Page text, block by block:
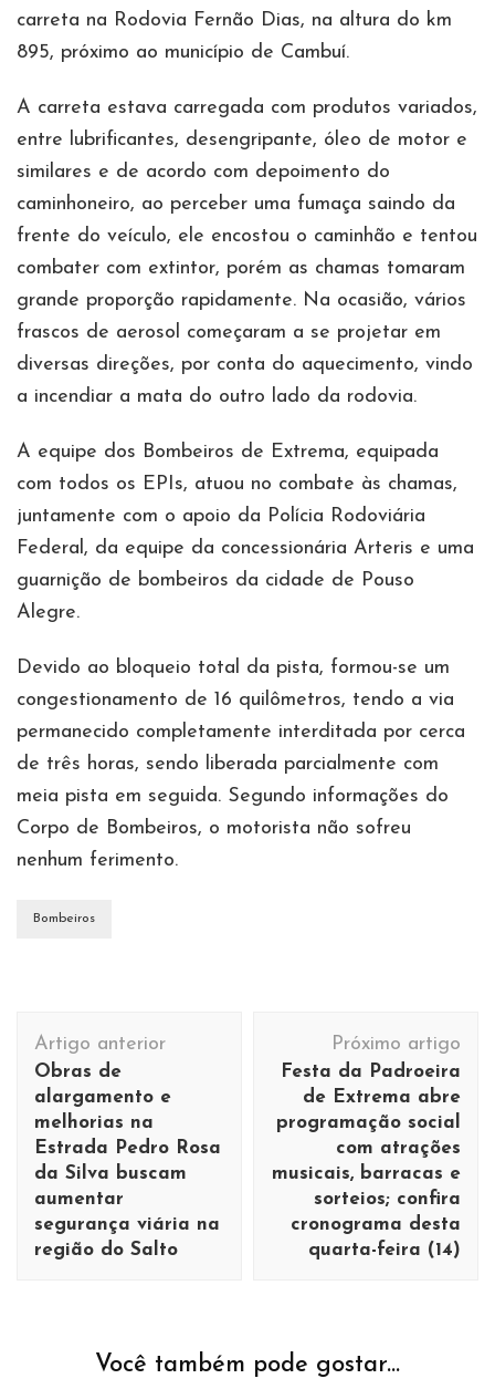
carreta na Rodovia Fernão Dias, na altura do km
895, próximo ao município de Cambuí.
A carreta estava carregada com produtos variados,
entre lubrificantes, desengripante, óleo de motor e
similares e de acordo com depoimento do
caminhoneiro, ao perceber uma fumaça saindo da
frente do veículo, ele encostou o caminhão e tentou
combater com extintor, porém as chamas tomaram
grande proporção rapidamente. Na ocasião, vários
frascos de aerosol começaram a se projetar em
diversas direções, por conta do aquecimento, vindo
a incendiar a mata do outro lado da rodovia.
A equipe dos Bombeiros de Extrema, equipada
com todos os EPIs, atuou no combate às chamas,
juntamente com o apoio da Polícia Rodoviária
Federal, da equipe da concessionária Arteris e uma
guarnição de bombeiros da cidade de Pouso
Alegre.
Devido ao bloqueio total da pista, formou-se um
congestionamento de 16 quilômetros, tendo a via
permanecido completamente interditada por cerca
de três horas, sendo liberada parcialmente com
meia pista em seguida. Segundo informações do
Corpo de Bombeiros, o motorista não sofreu
nenhum ferimento.
Bombeiros
Navegação
de
post
Artigo anterior
Obras de
alargamento e
melhorias na
Estrada Pedro Rosa
da Silva buscam
aumentar
segurança viária na
região do Salto
Próximo artigo
Festa da Padroeira
de Extrema abre
programação social
com atrações
musicais, barracas e
sorteios; confira
cronograma desta
quarta-feira (14)
Você também pode gostar...